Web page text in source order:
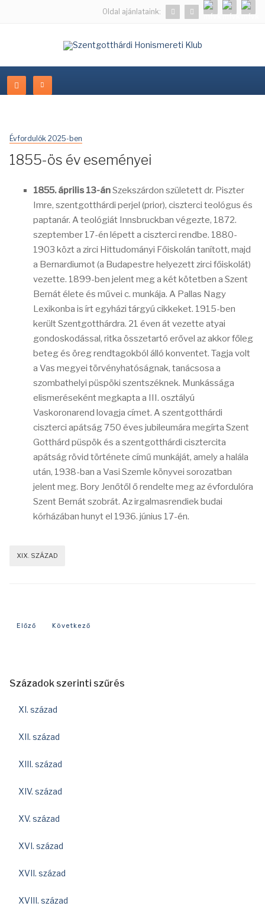
Oldal ajánlataink:
Évfordulók 2025-ben
1855-ös év eseményei
1855. április 13-ánSzekszárdon született dr. Piszter
Imre, szentgotthárdi perjel (prior), ciszterci teológus és
paptanár. A teológiát Innsbruckban végezte, 1872.
szeptember 17-én lépett a ciszterci rendbe. 1880-
1903 közt a zirci Hittudományi Főiskolán tanított, majd
a Bernardiumot (a Budapestre helyezett zirci főiskolát)
vezette. 1899-ben jelent meg a két kötetben a Szent
Bernát élete és művei c. munkája. A Pallas Nagy
Lexikonba is írt egyházi tárgyú cikkeket. 1915-ben
került Szentgotthárdra. 21 éven át vezette atyai
gondoskodással, ritka összetartó erővel az akkor főleg
beteg és öreg rendtagokból álló konventet. Tagja volt
a Vas megyei törvényhatóságnak, tanácsosa a
szombathelyi püspöki szentszéknek. Munkássága
elismeréseként megkapta a III. osztályú
Vaskoronarend lovagja címet. A szentgotthárdi
ciszterci apátság 750 éves jubileumára megírta Szent
Gotthárd püspök és a szentgotthárdi cisztercita
apátság rövid története című munkáját, amely a halála
után, 1938-ban a Vasi Szemle könyvei sorozatban
jelent meg. Bory Jenőtől ő rendelte meg az évfordulóra
Szent Bernát szobrát. Az irgalmasrendiek budai
kórházában hunyt el 1936. június 17-én.
XIX. SZÁZAD
Előző cikk: 1850-es év eseményei
Előző Következő cikk: 1875-ös év eseményei
Következő
Századok szerinti szűrés
XI. század
XII. század
XIII. század
XIV. század
XV. század
XVI. század
XVII. század
XVIII. század